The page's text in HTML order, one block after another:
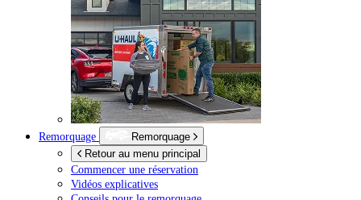
Remorquage
Remorquage
Retour au menu principal
Commencer une réservation
Vidéos explicatives